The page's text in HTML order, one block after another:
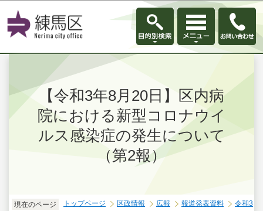
このページの本文へ移動
【令和3年8月20日】区内病
院における新型コロナウイ
ルス感染症の発生について
（第2報）
現在のページ トップページ 区政情報 広報 報道発表資料
令和3